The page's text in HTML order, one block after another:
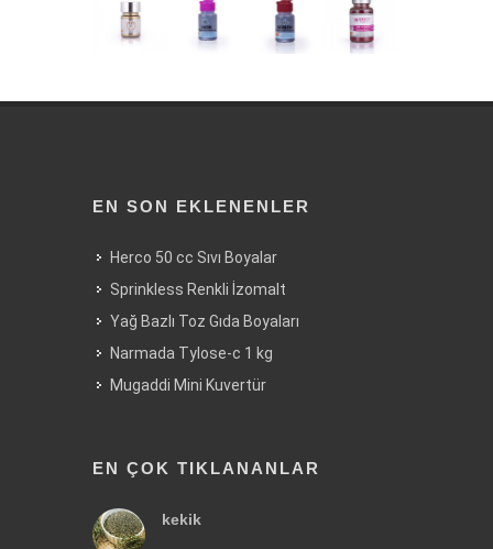
EN SON EKLENENLER
Herco 50 cc Sıvı Boyalar
Sprinkless Renkli İzomalt
Yağ Bazlı Toz Gıda Boyaları
Narmada Tylose-c 1 kg
Mugaddi Mini Kuvertür
EN ÇOK TIKLANANLAR
kekik